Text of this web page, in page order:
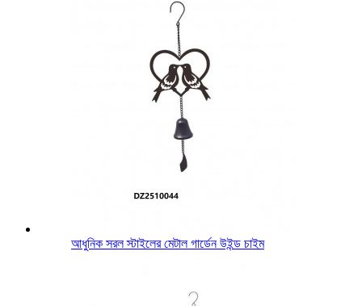
আধুনিক সরল স্টাইলের মেটাল গার্ডেন উইন্ড চাইম